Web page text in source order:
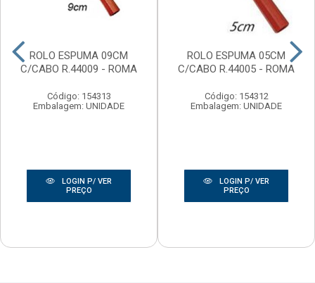
ROLO ESPUMA 09CM
C/CABO R.44009 - ROMA
Código: 154313
Embalagem: UNIDADE
LOGIN P/ VER
PREÇO
ROLO ESPUMA 05CM
C/CABO R.44005 - ROMA
Código: 154312
Embalagem: UNIDADE
LOGIN P/ VER
PREÇO